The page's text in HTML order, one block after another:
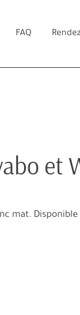
et
mat.
FAQ